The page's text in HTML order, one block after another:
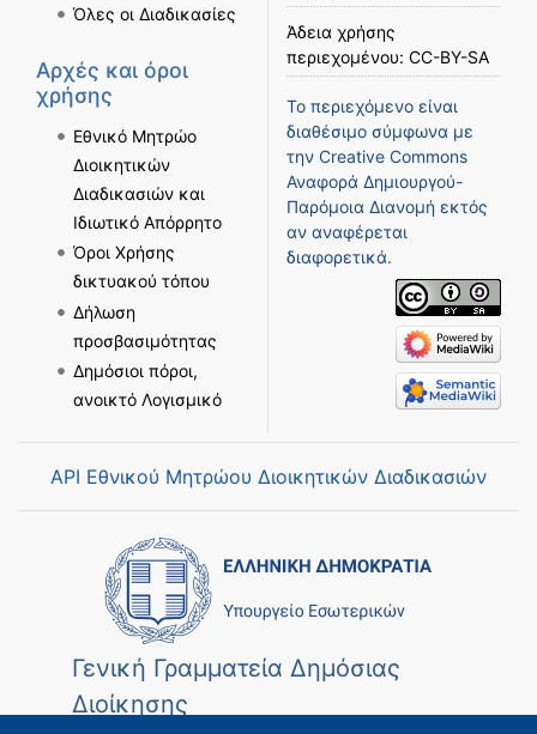
Όλες οι Διαδικασίες
Αρχές και όροι
χρήσης
Εθνικό Μητρώο
Διοικητικών
Διαδικασιών και
Ιδιωτικό Απόρρητο
Όροι Χρήσης
δικτυακού τόπου
Δήλωση
προσβασιμότητας
Δημόσιοι πόροι,
ανοικτό Λογισμικό
Άδεια χρήσης
περιεχομένου: CC-BY-SA
Το περιεχόμενο είναι
διαθέσιμο σύμφωνα με
την Creative Commons
Αναφορά Δημιουργού-
Παρόμοια Διανομή εκτός
αν αναφέρεται
διαφορετικά.
API Εθνικού Μητρώου Διοικητικών Διαδικασιών
Γενική Γραμματεία Δημόσιας
Διοίκησης